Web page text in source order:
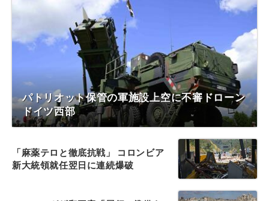
パトリオット保管の軍施設上空に不審ドローン
ドイツ西部
「麻薬テロと徹底抗戦」 コロンビア
新大統領就任翌日に連続爆破